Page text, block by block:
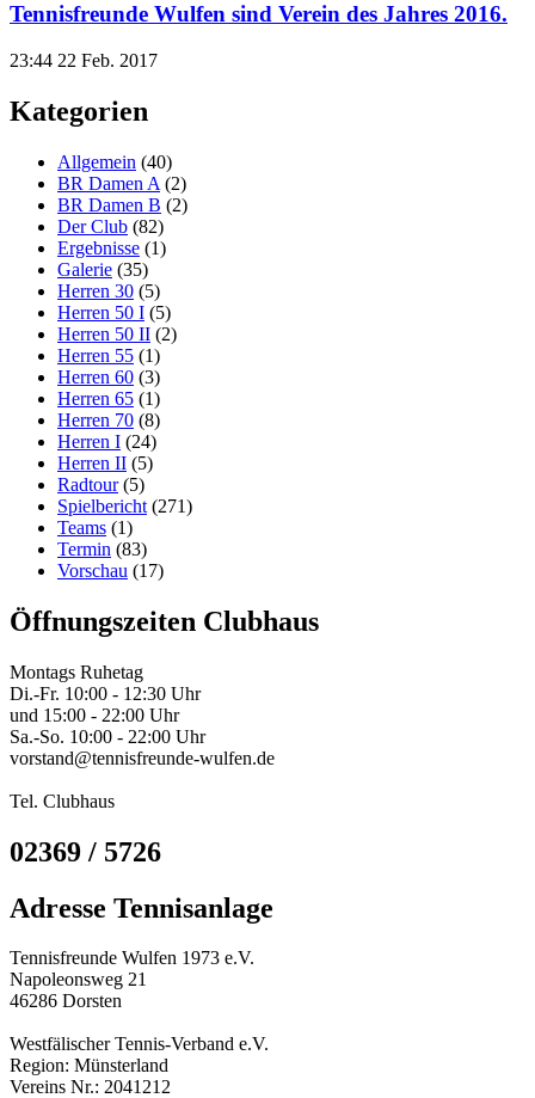
Tennisfreunde Wulfen sind Verein des Jahres 2016.
23:44 22 Feb. 2017
Kategorien
Allgemein (40)
BR Damen A (2)
BR Damen B (2)
Der Club (82)
Ergebnisse (1)
Galerie (35)
Herren 30 (5)
Herren 50 I (5)
Herren 50 II (2)
Herren 55 (1)
Herren 60 (3)
Herren 65 (1)
Herren 70 (8)
Herren I (24)
Herren II (5)
Radtour(5)
Spielbericht (271)
Teams (1)
Termin (83)
Vorschau (17)
Öffnungszeiten Clubhaus
Montags Ruhetag
Di.-Fr. 10:00 - 12:30 Uhr
und 15:00 - 22:00 Uhr
Sa.-So. 10:00 - 22:00 Uhr
vorstand@tennisfreunde-wulfen.de
Tel. Clubhaus
02369 / 5726
Adresse Tennisanlage
Tennisfreunde Wulfen 1973 e.V.
Napoleonsweg 21
46286 Dorsten
Westfälischer Tennis-Verband e.V.
Region: Münsterland
Vereins Nr.: 2041212